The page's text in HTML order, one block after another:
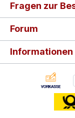
Fragen zur
Forum
Informationen